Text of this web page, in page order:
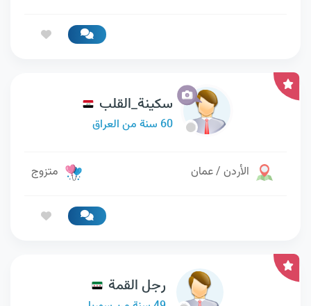
سكينة_القلب
60 سنة من العراق
الأردن / عمان متزوج
رجل القمة